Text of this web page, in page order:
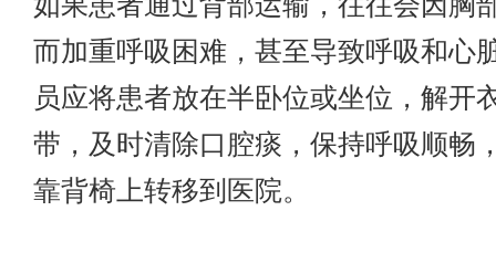
而加重呼吸困难，甚至导致呼吸和心
员应将患者放在半卧位或坐位，解开
带，及时清除口腔痰，保持呼吸顺畅
靠背椅上转移到医院。